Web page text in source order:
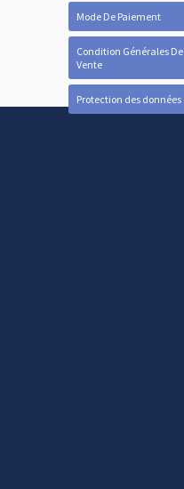
Mode De Paiement
Condition Générales De
Vente
Protection des données